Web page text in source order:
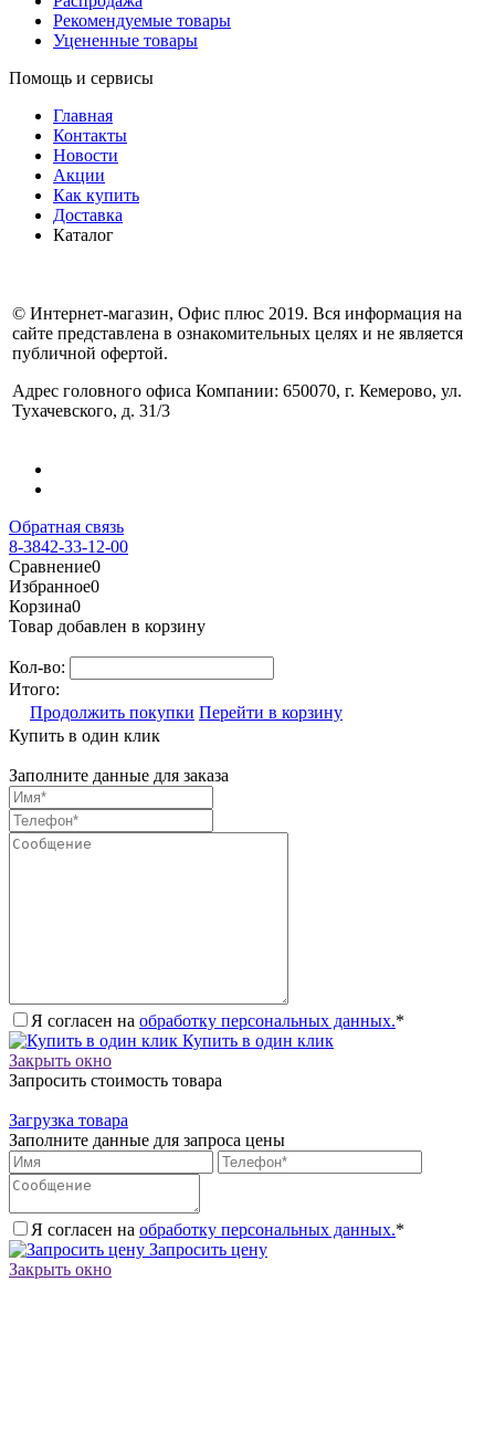
Рекомендуемые товары
Уцененные товары
Помощь и сервисы
Главная
Контакты
Новости
Акции
Как купить
Доставка
Каталог
© Интернет-магазин, Офис плюс 2019. Вся информация на
сайте представлена в ознакомительных целях и не является
публичной офертой.
Адрес головного офиса Компании: 650070, г. Кемерово, ул.
Тухачевского, д. 31/3
Обратная связь
8-3842-33-12-00
Сравнение0
Избранное0
Корзина0
Товар добавлен в корзину
Кол-во:
Итого:
Продолжить покупки Перейти в корзину
Купить в один клик
Заполните данные для заказа
Я согласен на обработку персональных данных.*
Купить в один клик
Закрыть окно
Запросить стоимость товара
Загрузка товара
Заполните данные для запроса цены
Я согласен на обработку персональных данных.*
Запросить цену
Закрыть окно